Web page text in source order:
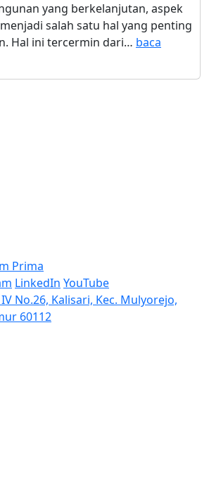
yang berkelanjutan, aspek
salah satu hal yang penting
Hal ini tercermin dari… baca
Prima
LinkedIn YouTube
No.26, Kalisari, Kec. Mulyorejo,
60112